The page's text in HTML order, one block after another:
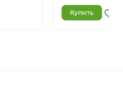
Купить